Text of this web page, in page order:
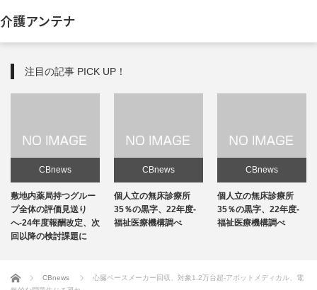
介護アンテナ
注目の記事 PICK UP！
CBnews
敷地内薬局持つグルー
プ全体の評価見送り
へ-24年度報酬改定、次
回以降の検討課題に
CBnews
個人立の無床診療所
35％の黒字、22年度-
福祉医療機構調べ
CBnews
個人立の無床診療所
35％の黒字、22年度-
福祉医療機構調べ
ホーム CBnews
心臓ペースメーカー回収、対象1.2万台超-アボットメディカル、電